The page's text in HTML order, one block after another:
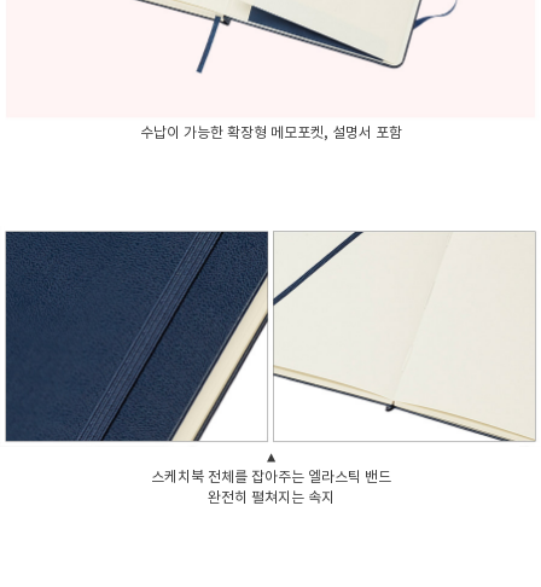
수납이 가능한 확장형 메모포켓, 설명서 포함
▲
스케치북 전체를 잡아주는 엘라스틱 밴드
완전히 펼쳐지는 속지